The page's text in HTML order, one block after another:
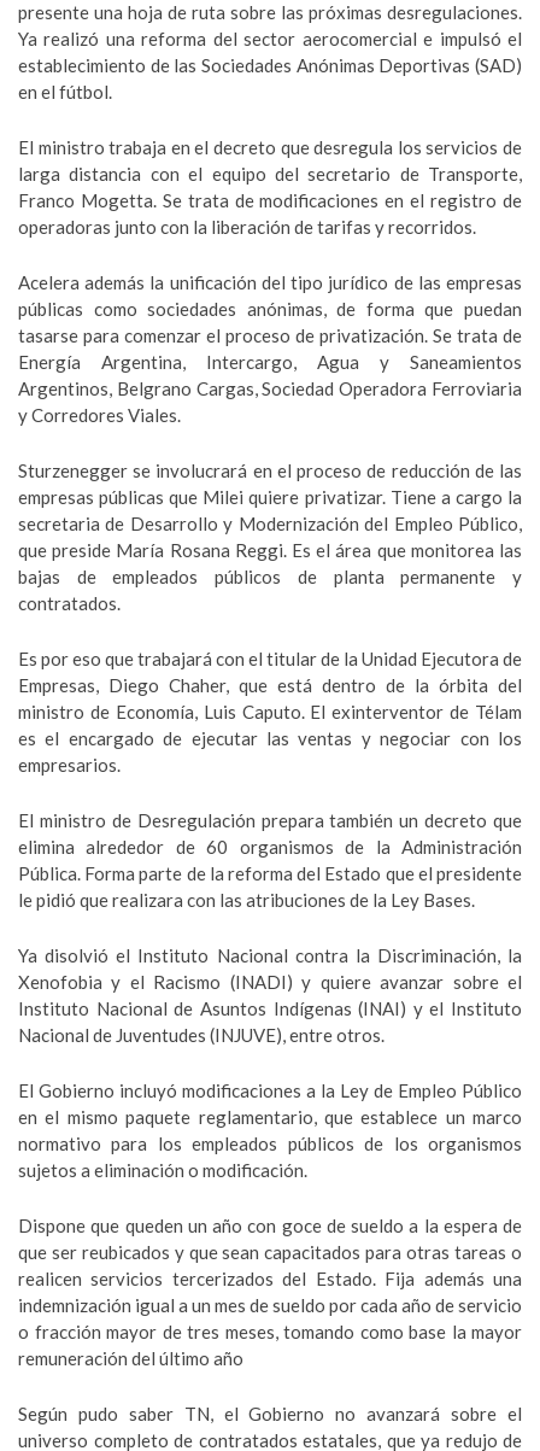
presente una hoja de ruta sobre las próximas desregulaciones.
Ya realizó una reforma del sector aerocomercial e impulsó el
establecimiento de las Sociedades Anónimas Deportivas (SAD)
en el fútbol.
El ministro trabaja en el decreto que desregula los servicios de
larga distancia con el equipo del secretario de Transporte,
Franco Mogetta. Se trata de modificaciones en el registro de
operadoras junto con la liberación de tarifas y recorridos.
Acelera además la unificación del tipo jurídico de las empresas
públicas como sociedades anónimas, de forma que puedan
tasarse para comenzar el proceso de privatización. Se trata de
Energía Argentina, Intercargo, Agua y Saneamientos
Argentinos, Belgrano Cargas, Sociedad Operadora Ferroviaria
y Corredores Viales.
Sturzenegger se involucrará en el proceso de reducción de las
empresas públicas que Milei quiere privatizar. Tiene a cargo la
secretaria de Desarrollo y Modernización del Empleo Público,
que preside María Rosana Reggi. Es el área que monitorea las
bajas de empleados públicos de planta permanente y
contratados.
Es por eso que trabajará con el titular de la Unidad Ejecutora de
Empresas, Diego Chaher, que está dentro de la órbita del
ministro de Economía, Luis Caputo. El exinterventor de Télam
es el encargado de ejecutar las ventas y negociar con los
empresarios.
El ministro de Desregulación prepara también un decreto que
elimina alrededor de 60 organismos de la Administración
Pública. Forma parte de la reforma del Estado que el presidente
le pidió que realizara con las atribuciones de la Ley Bases.
Ya disolvió el Instituto Nacional contra la Discriminación, la
Xenofobia y el Racismo (INADI) y quiere avanzar sobre el
Instituto Nacional de Asuntos Indígenas (INAI) y el Instituto
Nacional de Juventudes (INJUVE), entre otros.
El Gobierno incluyó modificaciones a la Ley de Empleo Público
en el mismo paquete reglamentario, que establece un marco
normativo para los empleados públicos de los organismos
sujetos a eliminación o modificación.
Dispone que queden un año con goce de sueldo a la espera de
que ser reubicados y que sean capacitados para otras tareas o
realicen servicios tercerizados del Estado. Fija además una
indemnización igual a un mes de sueldo por cada año de servicio
o fracción mayor de tres meses, tomando como base la mayor
remuneración del último año
Según pudo saber TN, el Gobierno no avanzará sobre el
universo completo de contratados estatales, que ya redujo de